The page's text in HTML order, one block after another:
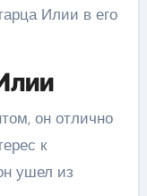
Илии в его
он отлично
к
ушел из